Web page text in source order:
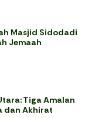
Masjid Sidodadi
Jemaah
Tiga Amalan
dan Akhirat